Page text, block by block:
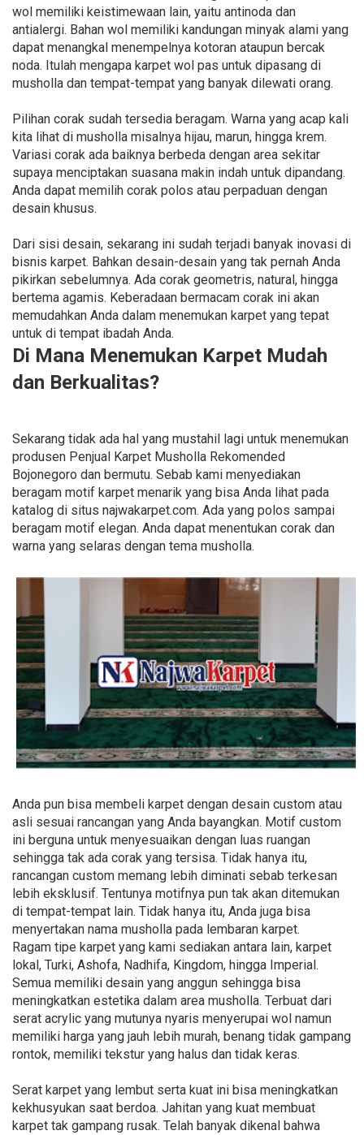
wol memiliki keistimewaan lain, yaitu antinoda dan
antialergi. Bahan wol memiliki kandungan minyak alami yang
dapat menangkal menempelnya kotoran ataupun bercak
noda. Itulah mengapa karpet wol pas untuk dipasang di
musholla dan tempat-tempat yang banyak dilewati orang.
Pilihan corak sudah tersedia beragam. Warna yang acap kali
kita lihat di musholla misalnya hijau, marun, hingga krem.
Variasi corak ada baiknya berbeda dengan area sekitar
supaya menciptakan suasana makin indah untuk dipandang.
Anda dapat memilih corak polos atau perpaduan dengan
desain khusus.
Dari sisi desain, sekarang ini sudah terjadi banyak inovasi di
bisnis karpet. Bahkan desain-desain yang tak pernah Anda
pikirkan sebelumnya. Ada corak geometris, natural, hingga
bertema agamis. Keberadaan bermacam corak ini akan
memudahkan Anda dalam menemukan karpet yang tepat
untuk di tempat ibadah Anda.
Di Mana Menemukan Karpet Mudah
dan Berkualitas?
Sekarang tidak ada hal yang mustahil lagi untuk menemukan
produsen Penjual Karpet Musholla Rekomended
Bojonegoro dan bermutu. Sebab kami menyediakan
beragam motif karpet menarik yang bisa Anda lihat pada
katalog di situs najwakarpet.com. Ada yang polos sampai
beragam motif elegan. Anda dapat menentukan corak dan
warna yang selaras dengan tema musholla.
Anda pun bisa membeli karpet dengan desain custom atau
asli sesuai rancangan yang Anda bayangkan. Motif custom
ini berguna untuk menyesuaikan dengan luas ruangan
sehingga tak ada corak yang tersisa. Tidak hanya itu,
rancangan custom memang lebih diminati sebab terkesan
lebih eksklusif. Tentunya motifnya pun tak akan ditemukan
di tempat-tempat lain. Tidak hanya itu, Anda juga bisa
menyertakan nama musholla pada lembaran karpet.
Ragam tipe karpet yang kami sediakan antara lain, karpet
lokal, Turki, Ashofa, Nadhifa, Kingdom, hingga Imperial.
Semua memiliki desain yang anggun sehingga bisa
meningkatkan estetika dalam area musholla. Terbuat dari
serat acrylic yang mutunya nyaris menyerupai wol namun
memiliki harga yang jauh lebih murah, benang tidak gampang
rontok, memiliki tekstur yang halus dan tidak keras.
Serat karpet yang lembut serta kuat ini bisa meningkatkan
kekhusyukan saat berdoa. Jahitan yang kuat membuat
karpet tak gampang rusak. Telah banyak dikenal bahwa